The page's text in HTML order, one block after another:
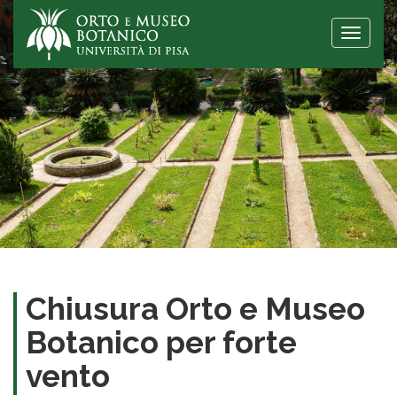
Toggle
Chiusura Orto e Museo
Botanico per forte
vento